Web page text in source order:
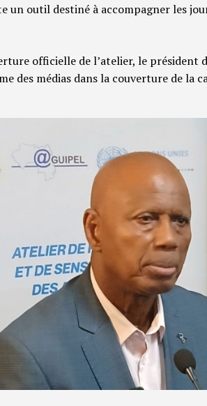
un outil destiné à accompagner les
officielle de l’atelier, le président
des médias dans la couverture de la